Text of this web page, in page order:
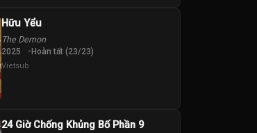
Hữu Yểu
The Demon
2025 Hoàn tất (23/23)
Vietsub
24 Giờ Chống Khủng Bố Phần 9